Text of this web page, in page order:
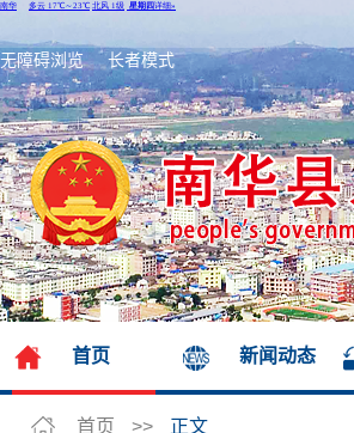
无障碍浏览 长者模式
首页 新闻动态
首页 >> 正文